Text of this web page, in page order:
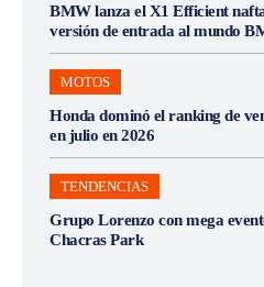
BMW lanza el X1 Efficient
versión de entrada al mundo
MOTOS
Honda dominó el ranking de
en julio en 2026
TENDENCIAS
Grupo Lorenzo con mega
Chacras Park